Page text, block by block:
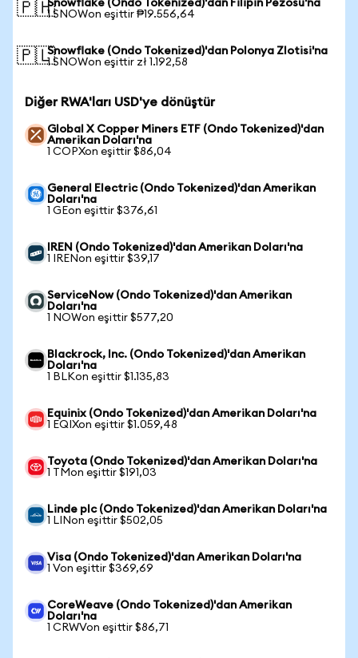
🇵🇭Snowflake (Ondo Tokenized)'dan Filipin Pezosu'na
1 SNOWon eşittir ₱19.556,64
🇵🇱Snowflake (Ondo Tokenized)'dan Polonya Zlotisi'na
1 SNOWon eşittir zł 1.192,58
Diğer RWA'ları USD'ye dönüştür
Global X Copper Miners ETF (Ondo Tokenized)'dan
Amerikan Doları'na
1 COPXon eşittir $86,04
General Electric (Ondo Tokenized)'dan Amerikan
Doları'na
1 GEon eşittir $376,61
IREN (Ondo Tokenized)'dan Amerikan Doları'na
1 IRENon eşittir $39,17
ServiceNow (Ondo Tokenized)'dan Amerikan
Doları'na
1 NOWon eşittir $577,20
Blackrock, Inc. (Ondo Tokenized)'dan Amerikan
Doları'na
1 BLKon eşittir $1.135,83
Equinix (Ondo Tokenized)'dan Amerikan Doları'na
1 EQIXon eşittir $1.059,48
Toyota (Ondo Tokenized)'dan Amerikan Doları'na
1 TMon eşittir $191,03
Linde plc (Ondo Tokenized)'dan Amerikan Doları'na
1 LINon eşittir $502,05
Visa (Ondo Tokenized)'dan Amerikan Doları'na
1 Von eşittir $369,69
CoreWeave (Ondo Tokenized)'dan Amerikan
Doları'na
1 CRWVon eşittir $86,71